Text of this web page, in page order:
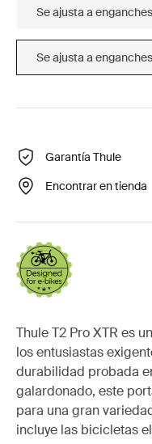
Se ajusta a
Se ajusta a enganches
Garantía Thule
Encontrar en tienda
Thule T2 Pro XTR es
los entusiastas
durabilidad probada
galardonado, este
para una gran
incluye las bicicletas